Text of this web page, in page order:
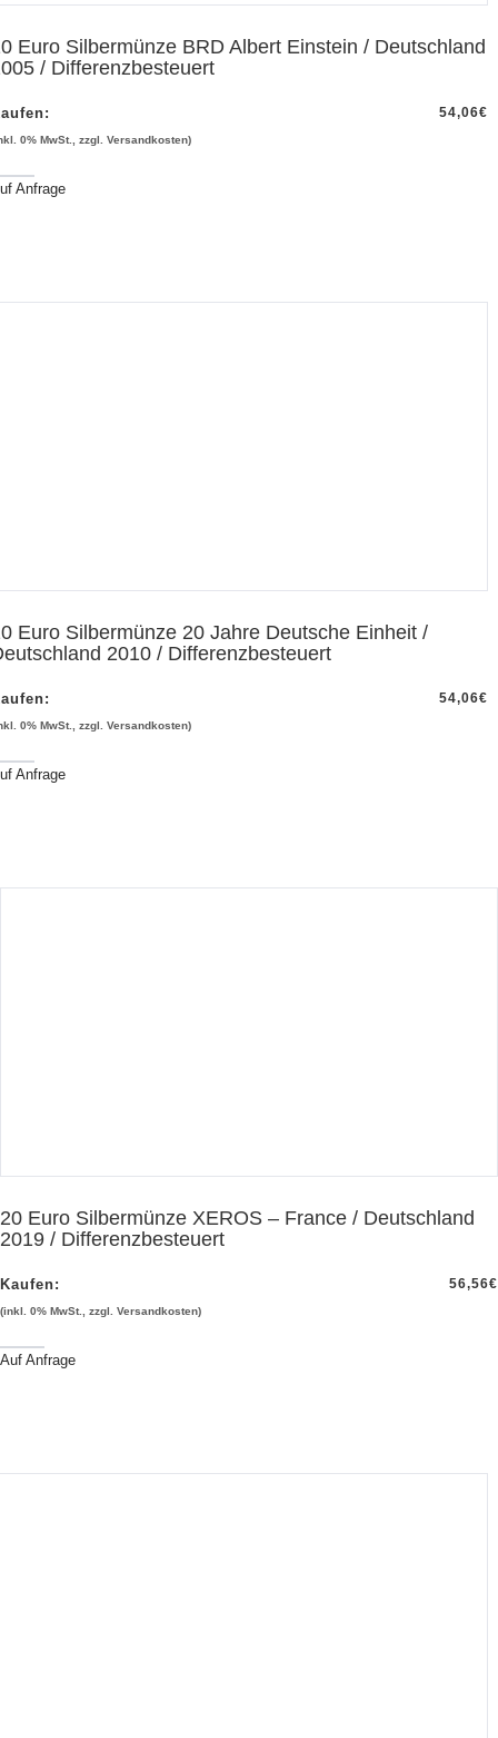
Euro Silbermünze BRD Albert Einstein / Deutschland
/ Differenzbesteuert
54,06€
0% MwSt., zzgl. Versandkosten)
Anfrage
Euro Silbermünze 20 Jahre Deutsche Einheit /
2010 / Differenzbesteuert
54,06€
0% MwSt., zzgl. Versandkosten)
Anfrage
20 Euro Silbermünze XEROS – France / Deutschland
2019 / Differenzbesteuert
Kaufen: 56,56€
(inkl. 0% MwSt., zzgl. Versandkosten)
Auf Anfrage